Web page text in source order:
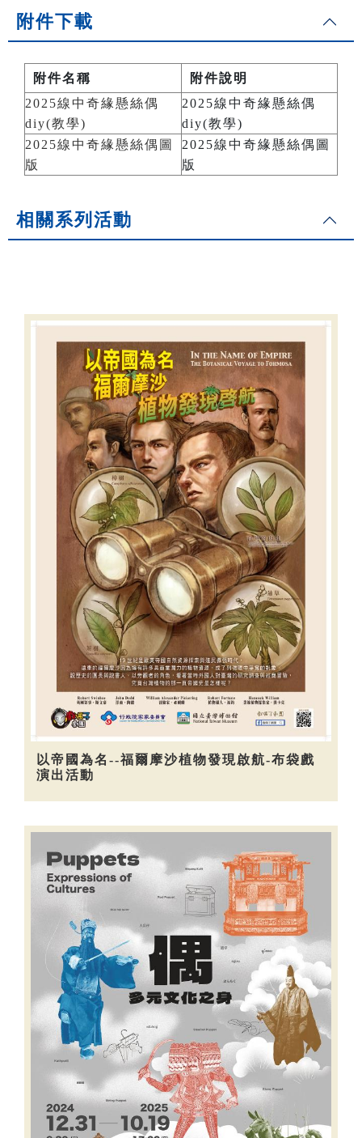
附件下載
附件名稱
附件說明
2025線中奇緣懸絲偶
diy(教學)
2025線中奇緣懸絲偶
diy(教學)
2025線中奇緣懸絲偶圖
版
2025線中奇緣懸絲偶圖
版
相關系列活動
以帝國為名--福爾摩沙植物發現啟航-布袋戲
演出活動